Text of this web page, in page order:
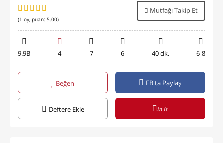
(1 oy, puan: 5.00)
Mutfağı Takip Et
9.9B 4 7 6 40 dk. 6-8
Beğen FB'ta Paylaş
Deftere Ekle in it